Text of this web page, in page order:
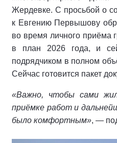
Жердевке. С просьбой о
к Евгению Первышову
во время личного приёма
в план 2026 года, и
подрядчиком в полном
Сейчас готовится пакет
«Важно, чтобы сами
приёмке работ и
было комфортным», —